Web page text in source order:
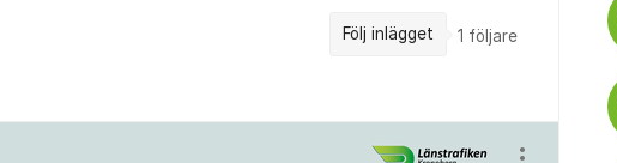
Följ inlägget 1 följare